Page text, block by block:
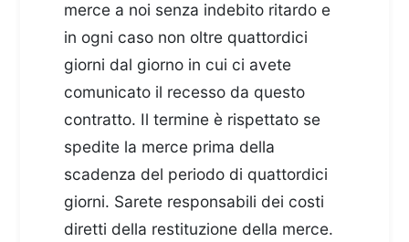
merce a noi senza indebito ritardo e
in ogni caso non oltre quattordici
giorni dal giorno in cui ci avete
comunicato il recesso da questo
contratto. Il termine è rispettato se
spedite la merce prima della
scadenza del periodo di quattordici
giorni. Sarete responsabili dei costi
diretti della restituzione della merce.